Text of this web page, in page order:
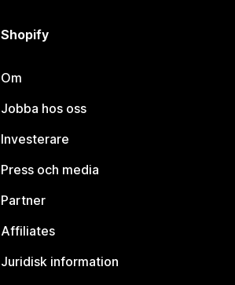
Shopify
Om
Jobba hos oss
Investerare
Press och media
Partner
Affiliates
Juridisk information